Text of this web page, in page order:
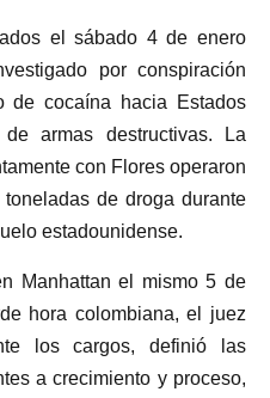
el sábado 4 de enero
por conspiración
de cocaína hacia Estados
armas destructivas. La
con Flores operaron
de droga durante
estadounidense.
Manhattan el mismo 5 de
hora colombiana, el juez
los cargos, definió las
a crecimiento y proceso,